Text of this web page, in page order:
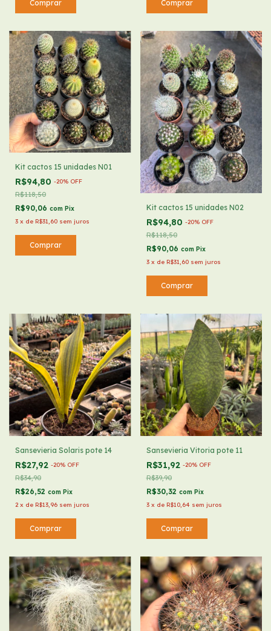
Kit cactos 15 unidades N01
R$94,80 -20% OFF
R$118,50
R$90,06 com Pix
3 x de R$31,60 sem juros
Kit cactos 15 unidades N02
R$94,80 -20% OFF
R$118,50
R$90,06 com Pix
3 x de R$31,60 sem juros
Sansevieria Solaris pote 14
R$27,92 -20% OFF
R$34,90
R$26,52 com Pix
2 x de R$13,96 sem juros
Sansevieria Vitoria pote 11
R$31,92 -20% OFF
R$39,90
R$30,32 com Pix
3 x de R$10,64 sem juros